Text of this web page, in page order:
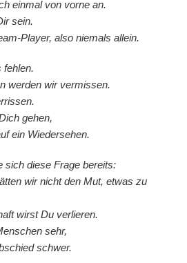
einmal von vorne an.
sein.
Player, also niemals allein.
fehlen.
werden wir vermissen.
gehen,
ein Wiedersehen.
sich diese Frage bereits:
wir nicht den Mut, etwas zu
wirst Du verlieren.
sehr,
schwer.